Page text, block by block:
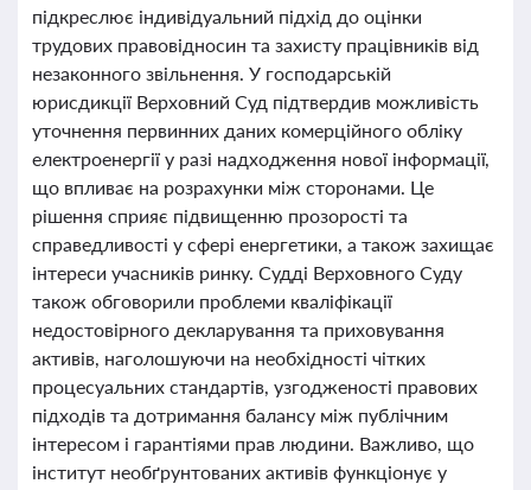
підкреслює індивідуальний підхід до оцінки
трудових правовідносин та захисту працівників від
незаконного звільнення. У господарській
юрисдикції Верховний Суд підтвердив можливість
уточнення первинних даних комерційного обліку
електроенергії у разі надходження нової інформації,
що впливає на розрахунки між сторонами. Це
рішення сприяє підвищенню прозорості та
справедливості у сфері енергетики, а також захищає
інтереси учасників ринку. Судді Верховного Суду
також обговорили проблеми кваліфікації
недостовірного декларування та приховування
активів, наголошуючи на необхідності чітких
процесуальних стандартів, узгодженості правових
підходів та дотримання балансу між публічним
інтересом і гарантіями прав людини. Важливо, що
інститут необґрунтованих активів функціонує у